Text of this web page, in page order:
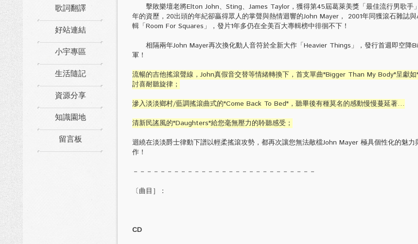
歌詞翻譯
好站連結
小宇專區
生活隨記
資源分享
知識園地
留言板
擊敗樂壇老將Elton John、Sting、James Taylor，獲得第45屆葛萊美獎「最佳流行男歌手
年的資歷，20出頭的年紀卻贏得眾人的掌聲與熱情迴響的John Mayer， 2001年同獲滾石雜誌
輯「Room For Squares」，發片1年多仍在全美百大專輯榜中徘徊不下！
相隔兩年John Mayer再次換化動人音符於全新大作「Heavier Things」，發行首週即空降
軍！
流暢的吉他搖滾聲線，John真假音交替等情緒轉換下，首支單曲"Bigger Than My Body"呈獻
討喜耐聽旋律；
滲入淡淡鄉村/藍調搖滾曲式的"Come Back To Bed"，聽畢後有種莫名的感動慢慢蔓延著…
清新民謠風的"Daughters"給您毫無壓力的聆聽感受；
迴繞在淡淡爵士律動下譜以輕柔搖滾攻勢，都再次讓您無法敵檔John Mayer 極具個性化的魅力
作！
－－－－－－－－－－－－－－－－－－－－－－－－－－－
〔曲目］：
CD